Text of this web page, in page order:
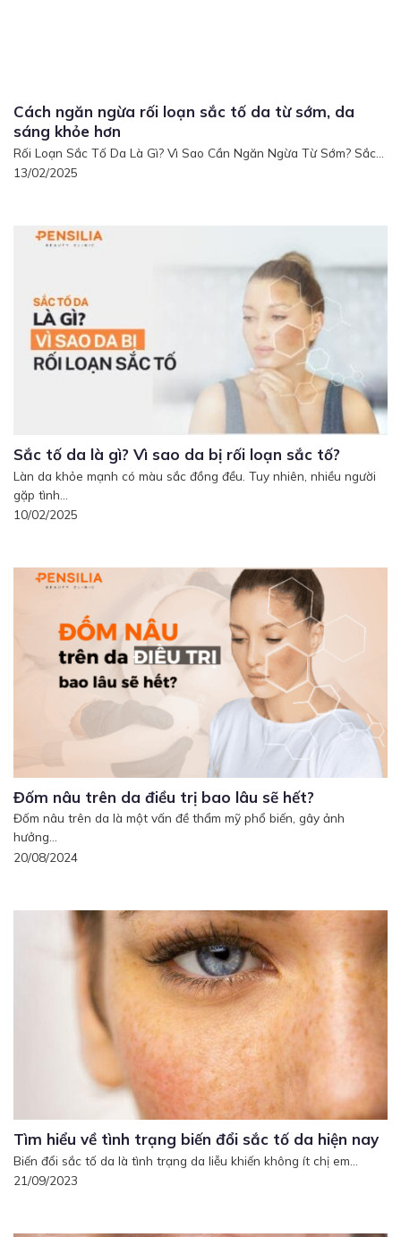
Cách ngăn ngừa rối loạn sắc tố da từ sớm, da
sáng khỏe hơn
Rối Loạn Sắc Tố Da Là Gì? Vì Sao Cần Ngăn Ngừa Từ Sớm? Sắc...
13/02/2025
Sắc tố da là gì? Vì sao da bị rối loạn sắc tố?
Làn da khỏe mạnh có màu sắc đồng đều. Tuy nhiên, nhiều người
gặp tình...
10/02/2025
Đốm nâu trên da điều trị bao lâu sẽ hết?
Đốm nâu trên da là một vấn đề thẩm mỹ phổ biến, gây ảnh
hưởng...
20/08/2024
Tìm hiểu về tình trạng biến đổi sắc tố da hiện nay
Biến đổi sắc tố da là tình trạng da liễu khiến không ít chị em...
21/09/2023